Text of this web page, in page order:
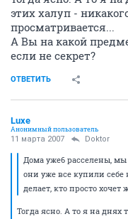
этих халуп -
просматривается...
А Вы на какой
если не секрет?
ОТВЕТИТЬ
Luxe
Анонимный пользователь
11 марта 2007 Doktor
Дома уже6 расселены,
они уже все купили
делает, кто просто
Тогда ясно. А то я на днях